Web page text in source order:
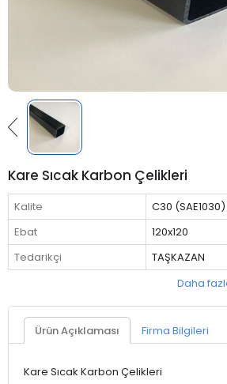
Kare Sıcak Karbon Çelikleri
Kalite
C30 (SAE1030)
Ebat
120x120
Tedarikçi
TAŞKAZAN
Daha
Ürün Açıklaması Firma Bilgileri
Kare Sıcak Karbon Çelikleri